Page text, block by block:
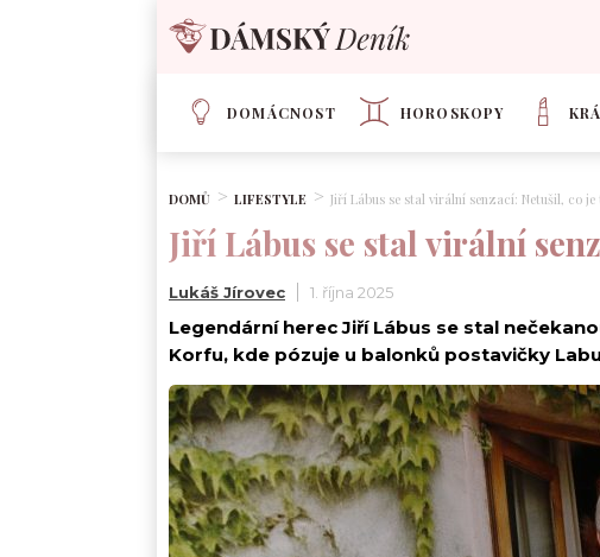
DOMÁCNOST HOROSKOPY
DOMŮ LIFESTYLE Jiří Lábus se stal virální senzací: Netušil, co je
Jiří Lábus se stal virální
Lukáš Jírovec 1. října 2025
Legendární herec Jiří Lábus se stal
Korfu, kde pózuje u balonků postavičky